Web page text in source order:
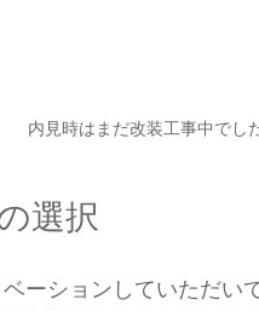
内見時はまだ改装工事中でし
選択
ーションしていただい